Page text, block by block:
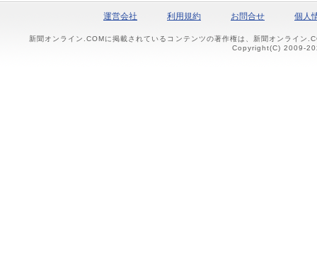
運営会社 利用規約 お問合せ 個人
新聞オンライン.COMに掲載されているコンテンツの著作権は、新聞オンライン
Copyright(C) 2009-